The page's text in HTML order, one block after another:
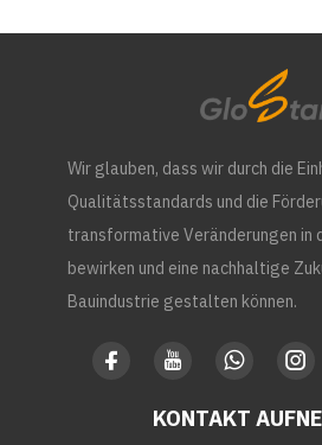
Wir glauben, dass wir durch die
Qualitätsstandards und die
transformative Veränderungen in
bewirken und eine nachhaltige
Bauindustrie gestalten können.
KONTAKT